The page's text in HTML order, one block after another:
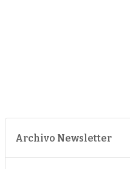
Archivo Newsletter